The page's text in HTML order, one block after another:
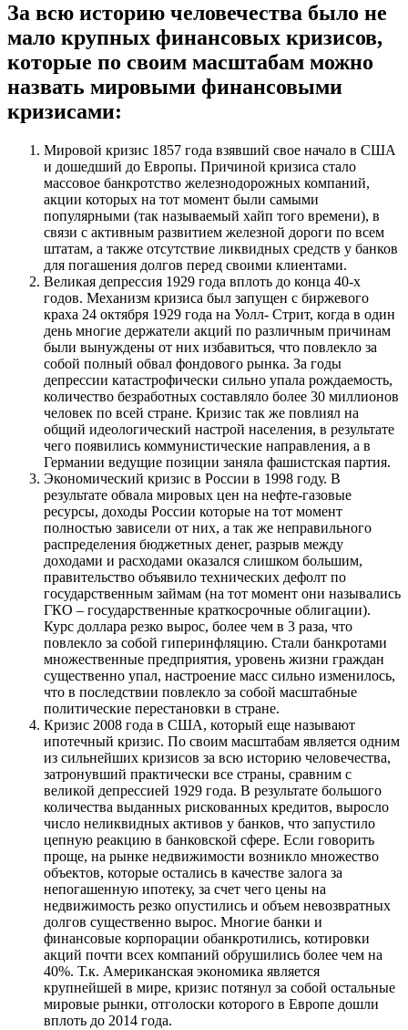
За всю историю человечества было не
мало крупных финансовых кризисов,
которые по своим масштабам можно
назвать мировыми финансовыми
кризисами:
Мировой кризис 1857 года взявший свое начало в США
и дошедший до Европы. Причиной кризиса стало
массовое банкротство железнодорожных компаний,
акции которых на тот момент были самыми
популярными (так называемый хайп того времени), в
связи с активным развитием железной дороги по всем
штатам, а также отсутствие ликвидных средств у банков
для погашения долгов перед своими клиентами.
Великая депрессия 1929 года вплоть до конца 40-х
годов. Механизм кризиса был запущен с биржевого
краха 24 октября 1929 года на Уолл- Стрит, когда в один
день многие держатели акций по различным причинам
были вынуждены от них избавиться, что повлекло за
собой полный обвал фондового рынка. За годы
депрессии катастрофически сильно упала рождаемость,
количество безработных составляло более 30 миллионов
человек по всей стране. Кризис так же повлиял на
общий идеологический настрой населения, в результате
чего появились коммунистические направления, а в
Германии ведущие позиции заняла фашистская партия.
Экономический кризис в России в 1998 году. В
результате обвала мировых цен на нефте-газовые
ресурсы, доходы России которые на тот момент
полностью зависели от них, а так же неправильного
распределения бюджетных денег, разрыв между
доходами и расходами оказался слишком большим,
правительство объявило технических дефолт по
государственным займам (на тот момент они назывались
ГКО – государственные краткосрочные облигации).
Курс доллара резко вырос, более чем в 3 раза, что
повлекло за собой гиперинфляцию. Стали банкротами
множественные предприятия, уровень жизни граждан
существенно упал, настроение масс сильно изменилось,
что в последствии повлекло за собой масштабные
политические перестановки в стране.
Кризис 2008 года в США, который еще называют
ипотечный кризис. По своим масштабам является одним
из сильнейших кризисов за всю историю человечества,
затронувший практически все страны, сравним с
великой депрессией 1929 года. В результате большого
количества выданных рискованных кредитов, выросло
число неликвидных активов у банков, что запустило
цепную реакцию в банковской сфере. Если говорить
проще, на рынке недвижимости возникло множество
объектов, которые остались в качестве залога за
непогашенную ипотеку, за счет чего цены на
недвижимость резко опустились и объем невозвратных
долгов существенно вырос. Многие банки и
финансовые корпорации обанкротились, котировки
акций почти всех компаний обрушились более чем на
40%. Т.к. Американская экономика является
крупнейшей в мире, кризис потянул за собой остальные
мировые рынки, отголоски которого в Европе дошли
вплоть до 2014 года.